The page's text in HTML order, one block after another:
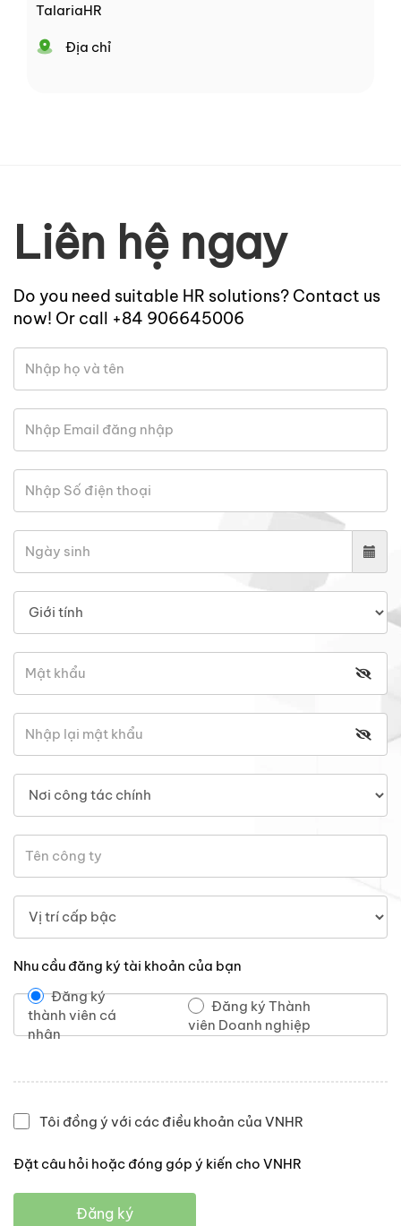
TalariaHR
Địa chỉ
Liên hệ ngay
Do you need suitable HR solutions? Contact us
now! Or call +84 906645006
Nhu cầu đăng ký tài khoản của bạn
Đăng ký
thành viên cá
nhân
Đăng ký Thành
viên Doanh nghiệp
Tôi đồng ý với các điều khoản của VNHR
Đặt câu hỏi hoặc đóng góp ý kiến cho VNHR
Đăng ký